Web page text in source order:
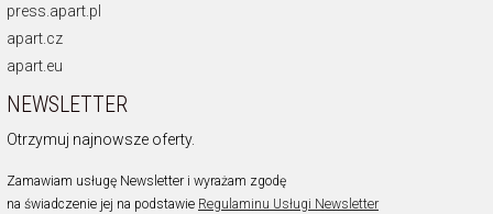
press.apart.pl
apart.cz
apart.eu
NEWSLETTER
Otrzymuj najnowsze oferty.
Zamawiam usługę Newsletter i wyrażam zgodę
na świadczenie jej na podstawie Regulaminu Usługi Newsletter